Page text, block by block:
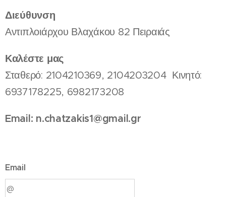
Διεύθυνση
Αντιπλοιάρχου Βλαχάκου 82 Πειραιάς
Καλέστε μας
Σταθερό: 2104210369, 2104203204 Κινητό:
6937178225, 6982173208
Email: n.chatzakis1@gmail.gr
Email